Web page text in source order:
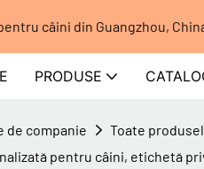
câini din Guangzhou,
PRODUSE
de companie
Toate
pentru câini, etichetă